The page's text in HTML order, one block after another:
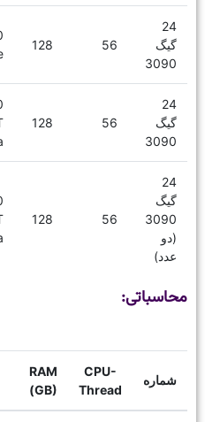
24
گیگ
3090
56
128
24
گیگ
3090
56
128
24
گیگ
3090
(دو
عدد)
56
128
محاسباتی:
شماره
CPU-
Thread
RAM
(GB)